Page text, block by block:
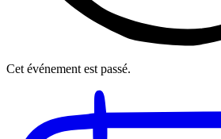
Cet événement est passé.